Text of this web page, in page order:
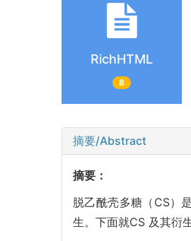
RichHTML
8
摘要/Abstract
摘要：
脱乙酰壳多糖（CS）
生。下面就CS 及其衍